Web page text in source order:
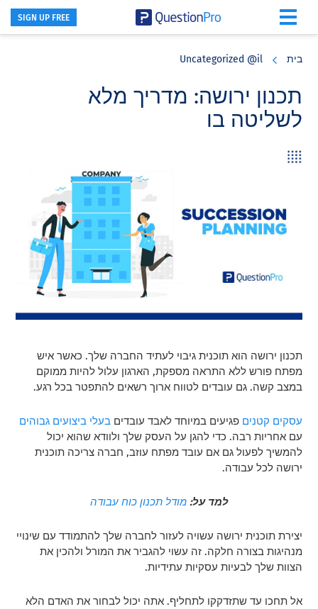
SIGN UP FREE
בית Uncategorized @il
תכנון ירושה: מדריך מלא
לשליטה בו
תכנון ירושה הוא תוכנית גיבוי לעתיד החברה שלך. כאשר איש
מפתח פורש ללא התראה מספקת, הארגון עלול להיות ממוקם
במצב קשה. גם עובדים לטווח ארוך רשאים להתפטר בכל רגע.
עסקים קטנים פגיעים במיוחד לאבד עובדיםבעלי ביצועים גבוהים
עם אחריות רבה. כדי להגן על העסק שלך ולוודא שהוא יכול
להמשיך לפעול גם אם עובד מפתח עוזב, חברה צריכה תוכנית
ירושה לכל עבודה.
למד על: מודל תכנון כוח עבודה
יצירת תוכנית ירושה עשויה לעזור לחברה שלך להתמודד עם שינויי
מנהיגות בצורה חלקה. זה עשוי להגביר את המורל ולהכין את
הצוות שלך לבעיות עסקיות עתידיות.
אל תחכו עד שתזדקקו לתחליף. אתה יכול לבחור את האדם הלא